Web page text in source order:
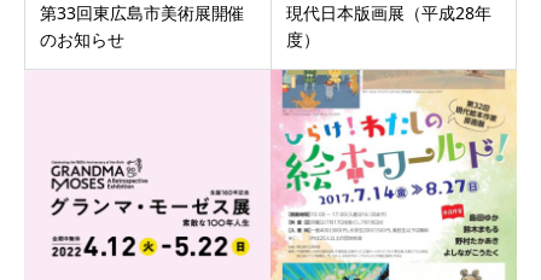
第33回東広島市美術展開催
のお知らせ
現代日本版画展（平成28年
度）